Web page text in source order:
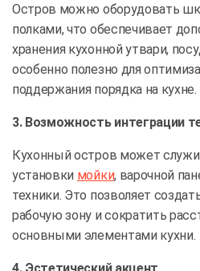
Остров можно оборудовать
полками, что обеспечивает
хранения кухонной утвари,
особенно полезно для
поддержания порядка на кухне.
3. Возможность интеграции
Кухонный остров может
установки мойки, варочной
техники. Это позволяет
рабочую зону и сократить
основными элементами кухни.